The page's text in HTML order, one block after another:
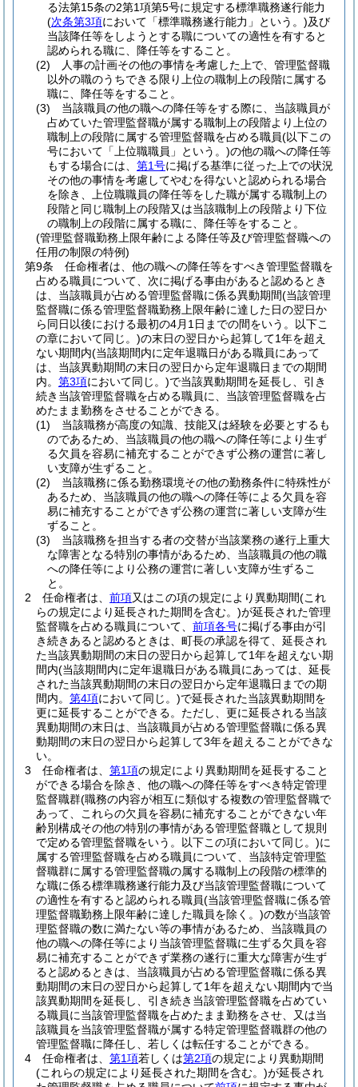
る法第15条の2第1項第5号に規定する標準職務遂行能力
(次条第3項において「標準職務遂行能力」という。)及び
当該降任等をしようとする職についての適性を有すると
認められる職に、降任等をすること。
(2)
人事の計画その他の事情を考慮した上で、管理監督職
以外の職のうちできる限り上位の職制上の段階に属する
職に、降任等をすること。
(3)
当該職員の他の職への降任等をする際に、当該職員が
占めていた管理監督職が属する職制上の段階より上位の
職制上の段階に属する管理監督職を占める職員(以下この
号において「上位職職員」という。)の他の職への降任等
もする場合には、 第1号に掲げる基準に従った上での状況
その他の事情を考慮してやむを得ないと認められる場合
を除き、上位職職員の降任等をした職が属する職制上の
段階と同じ職制上の段階又は当該職制上の段階より下位
の職制上の段階に属する職に、降任等をすること。
(管理監督職勤務上限年齢による降任等及び管理監督職への
任用の制限の特例)
第9条
任命権者は、他の職への降任等をすべき管理監督職を
占める職員について、次に掲げる事由があると認めるとき
は、当該職員が占める管理監督職に係る異動期間(当該管理
監督職に係る管理監督職勤務上限年齢に達した日の翌日か
ら同日以後における最初の4月1日までの間をいう。以下こ
の章において同じ。)の末日の翌日から起算して1年を超え
ない期間内(当該期間内に定年退職日がある職員にあって
は、当該異動期間の末日の翌日から定年退職日までの期間
内。 第3項において同じ。)で当該異動期間を延長し、引き
続き当該管理監督職を占める職員に、当該管理監督職を占
めたまま勤務をさせることができる。
(1)
当該職務が高度の知識、技能又は経験を必要とするも
のであるため、当該職員の他の職への降任等により生ず
る欠員を容易に補充することができず公務の運営に著し
い支障が生ずること。
(2)
当該職務に係る勤務環境その他の勤務条件に特殊性が
あるため、当該職員の他の職への降任等による欠員を容
易に補充することができず公務の運営に著しい支障が生
ずること。
(3)
当該職務を担当する者の交替が当該業務の遂行上重大
な障害となる特別の事情があるため、当該職員の他の職
への降任等により公務の運営に著しい支障が生ずるこ
と。
2
任命権者は、 前項又はこの項の規定により異動期間(これ
らの規定により延長された期間を含む。)が延長された管理
監督職を占める職員について、 前項各号に掲げる事由が引
き続きあると認めるときは、町長の承認を得て、延長され
た当該異動期間の末日の翌日から起算して1年を超えない期
間内(当該期間内に定年退職日がある職員にあっては、延長
された当該異動期間の末日の翌日から定年退職日までの期
間内。 第4項において同じ。)で延長された当該異動期間を
更に延長することができる。 ただし、更に延長される当該
異動期間の末日は、当該職員が占める管理監督職に係る異
動期間の末日の翌日から起算して3年を超えることができな
い。
3
任命権者は、 第1項の規定により異動期間を延長すること
ができる場合を除き、他の職への降任等をすべき特定管理
監督職群(職務の内容が相互に類似する複数の管理監督職で
あって、これらの欠員を容易に補充することができない年
齢別構成その他の特別の事情がある管理監督職として規則
で定める管理監督職をいう。以下この項において同じ。)に
属する管理監督職を占める職員について、当該特定管理監
督職群に属する管理監督職の属する職制上の段階の標準的
な職に係る標準職務遂行能力及び当該管理監督職について
の適性を有すると認められる職員(当該管理監督職に係る管
理監督職勤務上限年齢に達した職員を除く。)の数が当該管
理監督職の数に満たない等の事情があるため、当該職員の
他の職への降任等により当該管理監督職に生ずる欠員を容
易に補充することができず業務の遂行に重大な障害が生ず
ると認めるときは、当該職員が占める管理監督職に係る異
動期間の末日の翌日から起算して1年を超えない期間内で当
該異動期間を延長し、引き続き当該管理監督職を占めてい
る職員に当該管理監督職を占めたまま勤務をさせ、又は当
該職員を当該管理監督職が属する特定管理監督職群の他の
管理監督職に降任し、若しくは転任することができる。
4
任命権者は、 第1項若しくは第2項の規定により異動期間
(これらの規定により延長された期間を含む。)が延長され